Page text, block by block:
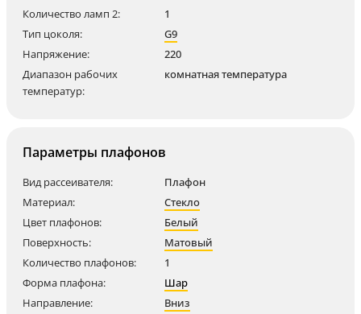
Количество ламп 2:
1
Тип цоколя:
G9
Напряжение:
220
Диапазон рабочих
температур:
комнатная температура
Параметры плафонов
Вид рассеивателя:
Плафон
Материал:
Стекло
Цвет плафонов:
Белый
Поверхность:
Матовый
Количество плафонов:
1
Форма плафона:
Шар
Направление:
Вниз